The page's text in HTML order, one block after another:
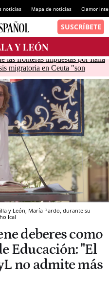
noticias Mapa de noticias Clamor
las fronteras impuestas por Italia
migratoria en Ceuta "son
y León, María Pardo, durante su
Ical
deberes como
Educación: "El
no admite más